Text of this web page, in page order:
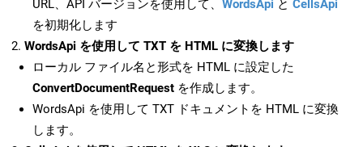
URL、API バージョンを使用して、 WordsApi と CellsApi
を初期化します
WordsApi を使用して TXT を HTML に変換します
ローカル ファイル名と形式を HTML に設定した
ConvertDocumentRequest を作成します。
WordsApi を使用して TXT ドキュメントを HTML に変換
します。